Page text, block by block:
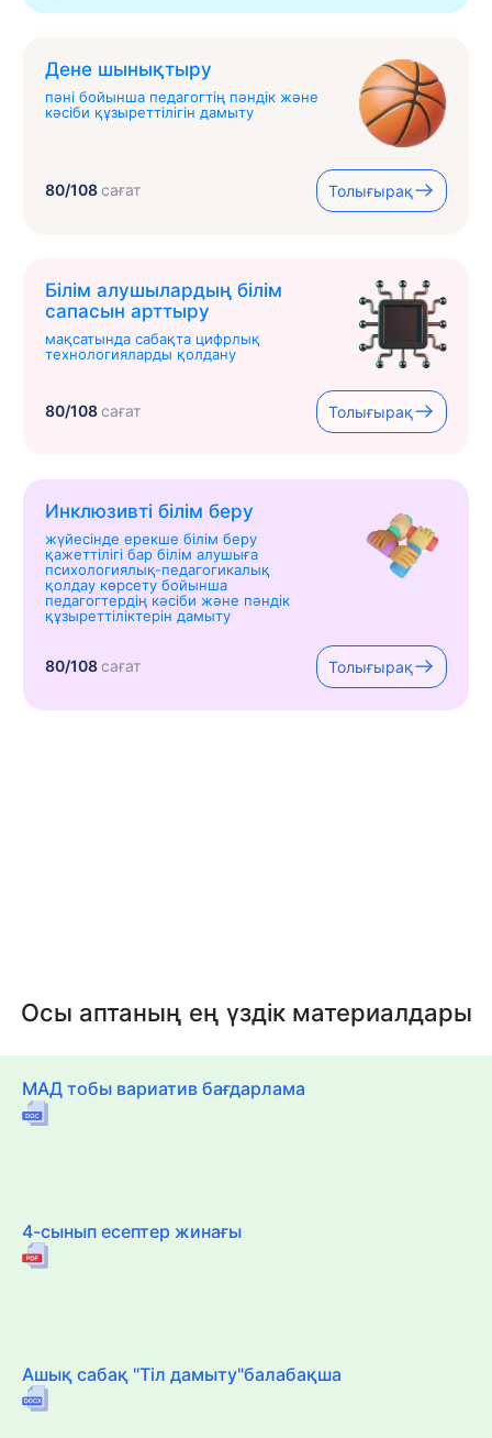
Дене шынықтыру
пәні бойынша педагогтің пәндік және
кәсіби құзыреттілігін дамыту
80/108сағат Толығырақ
Білім алушылардың білім
сапасын арттыру
мақсатында сабақта цифрлық
технологияларды қолдану
80/108сағат Толығырақ
Инклюзивті білім беру
жүйесінде ерекше білім беру
қажеттілігі бар білім алушыға
психологиялық-педагогикалық
қолдау көрсету бойынша
педагогтердің кәсіби және пәндік
құзыреттіліктерін дамыту
80/108сағат Толығырақ
Осы аптаның ең үздік материалдары
МАД тобы вариатив бағдарлама
4-сынып есептер жинағы
Ашық сабақ "Тіл дамыту"балабақша